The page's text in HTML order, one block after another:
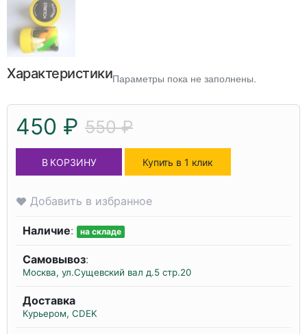
ХарактеристикиПараметры пока не заполнены.
450 ₽ 550 ₽
В КОРЗИНУ Купить в 1 клик
Добавить в избранное
Наличие: на складе
Самовывоз:
Москва, ул.Сущевский вал д.5 стр.20
Доставка
Курьером, CDEK